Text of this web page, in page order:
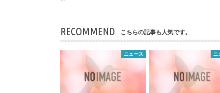
RECOMMEND こちらの記事も人気です。
ニュース ニ